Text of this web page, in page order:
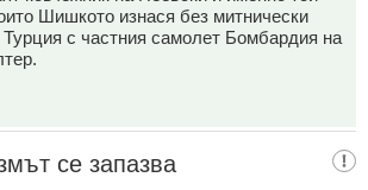
Шишкото изнася без митнически
Турция с частния самолет Бомбардия на
се запазва